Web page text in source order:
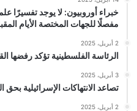
خبراء أوروبيون: لا يوجد تفسيرًا
مفصلًا للجهات المختصة الأيام
2 أبريل، 2025
الرئاسة الفلسطينية تؤكد رفضها
3 أبريل، 2025
تصاعد الانتهاكات الإسرائيلية بحق
2 أبريل، 2025